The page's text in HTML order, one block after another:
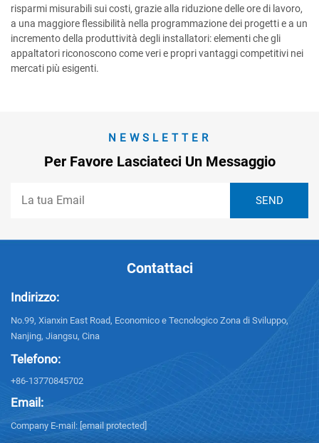
risparmi misurabili sui costi, grazie alla riduzione delle ore di lavoro,
a una maggiore flessibilità nella programmazione dei progetti e a un
incremento della produttività degli installatori: elementi che gli
appaltatori riconoscono come veri e propri vantaggi competitivi nei
mercati più esigenti.
NEWSLETTER
Per Favore Lasciateci Un Messaggio
Contattaci
Indirizzo:
No.99, Xianxin East Road, Economico e Tecnologico Zona di Sviluppo,
Nanjing, Jiangsu, Cina
Telefono:
+86-13770845702
Email:
Company E-mail: [email protected]